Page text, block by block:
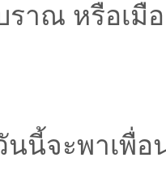
หรือเมือง
อนๆ ไป